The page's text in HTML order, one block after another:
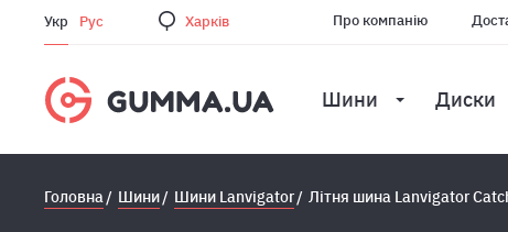
Укр Рус Харкiв Про компанію
Шини Диски
Головна Шини Шини Lanvigator Лiтня шина Lanvigator